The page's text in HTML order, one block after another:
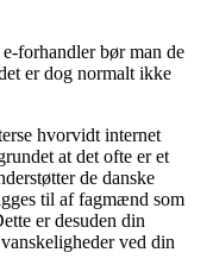
forhandler bør man de
er dog normalt ikke
hvorvidt internet
at det ofte er et
de danske
til af fagmænd som
er desuden din
ved din